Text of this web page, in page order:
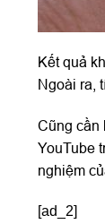
Kết quả
Ngoài ra,
Cũng cần
YouTube
nghiệm
[ad_2]